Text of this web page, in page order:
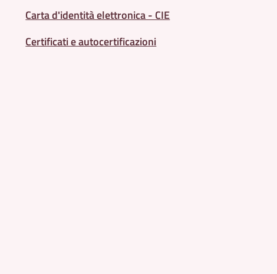
Carta d'identità elettronica - CIE
Certificati e autocertificazioni